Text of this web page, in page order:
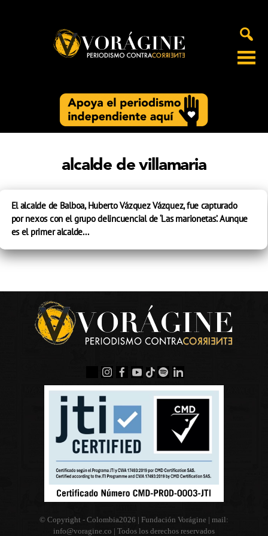
alcalde de villamaria
El alcalde de Balboa, Huberto Vázquez Vázquez, fue capturado
por nexos con el grupo delincuencial de ‘Las marionetas’. Aunque
es el primer alcalde...
© Copyright - Colombia2026 | Fundación Vorágine | mail:
info@voragine.co | Todos los derechos reservados